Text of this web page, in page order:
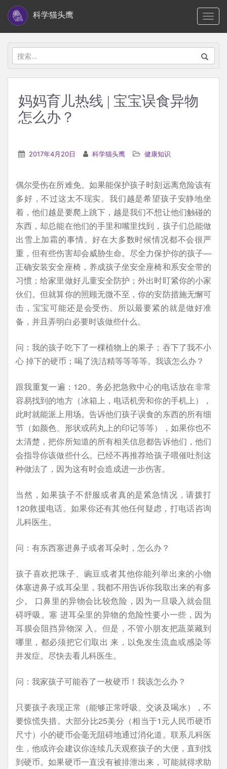
i
科学猫头鹰
搜
索：
妈妈育儿热线 | 宝宝误食异物
怎么办？
2017年4月20日 科学猫头鹰 健康知识
偶尔受伤在所难免。如果能保护孩子时刻远离危险该有
多好，不过这太不现实。我们越是希望孩子安静地坐
着，他们越是要爬上跳下，越是我们不想让他们触碰的
东西，却总能在他们的手里和嘴里找到，孩子们总能做
出雪上加霜的事情。好在大多数时候情况都不会很严
重，但有些伤害却会威胁生命。尽全力保护你的孩子—
正确安装安全座椅，养成孩子坐安全座椅和系安全带的
习惯；给家里做好儿童安全防护；外出时盯紧你的小家
伙们。但就算你的照顾无微不至，你的安防措施无懈可
击，宝宝可能还是会受伤。所以最要紧的就是做好准
备，并且弄明白必要时该做些什么。
问：我的孩子吃下了一棵植物上的果子；吞下了我不小
心 掉下的硬币；喝了洗洁精等等等等。我该怎么办？
跟我重复一遍：120。务必把急救中心的电话放在非常
容易找到的地方（冰箱上，电话机旁和你的手机上），
此时就能派上用场。告诉他们孩子误食的东西的所有细
节（如颜色、形状或药丸上的印记等等），如果你也不
太清楚，把你所知道的所有相关信息都告诉他们，他们
会指导你该做些什么。已经不再推荐给孩子喂催吐剂这
种做法了，因为这有时会造成进一步伤害。
当然，如果孩子不舒服或者真的是紧急情况，请拨打
120救援电话。如果你还有其他任何疑虑，打电话咨询
儿科医生。
问：有东西塞进鼻子或者耳朵时，怎么办？
孩子喜欢把珠子、豌豆或者其他你能列举出来的小物
体塞进鼻子或耳朵里，我都不用告诉你我取出来的有多
少。 口鼻里的异物会比较危险，因为一旦吸入就会阻
碍呼吸。塞 进耳朵里的异物的危险性要小一些，因为
耳膜会阻挡异物深 入。但是，不管小朋友把蔬菜藏到
哪里，都必须把它们取出 来，以免发生流血或感染等
并发症。尽快去看儿科医生。
问：我家孩子可能吞了一枚硬币！我该怎么办？
只要孩子表现正常（能够正常呼吸、交谈及喝水），不
要惊慌失措。大部分比25美分（相当于1元人民币硬币
尺寸）小的硬币会毫无阻碍地通过消化道。联系儿科医
生，他或许会建议你连续几天观察孩子的大便，直到找
到硬币。如果硬币一直没有被排泄出来，可能就得求助